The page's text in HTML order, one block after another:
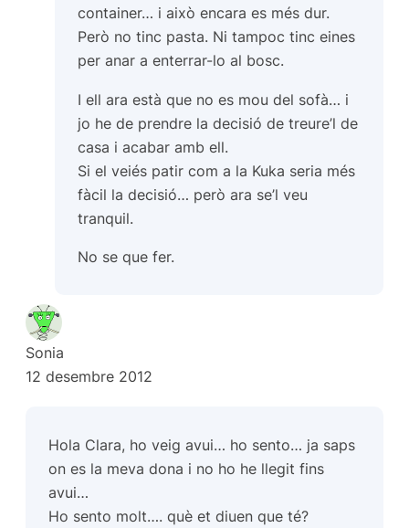
container… i això encara es més dur.
Però no tinc pasta. Ni tampoc tinc eines
per anar a enterrar-lo al bosc.
I ell ara està que no es mou del sofà… i
jo he de prendre la decisió de treure’l de
casa i acabar amb ell.
Si el veiés patir com a la Kuka seria més
fàcil la decisió… però ara se’l veu
tranquil.
No se que fer.
Sonia
12 desembre 2012
Hola Clara, ho veig avui… ho sento… ja saps
on es la meva dona i no ho he llegit fins
avui…
Ho sento molt…. què et diuen que té?